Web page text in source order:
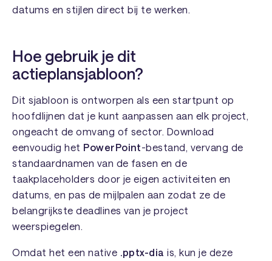
datums en stijlen direct bij te werken.
Hoe gebruik je dit
actieplansjabloon?
Dit sjabloon is ontworpen als een startpunt op
hoofdlijnen dat je kunt aanpassen aan elk project,
ongeacht de omvang of sector. Download
eenvoudig het PowerPoint-bestand, vervang de
standaardnamen van de fasen en de
taakplaceholders door je eigen activiteiten en
datums, en pas de mijlpalen aan zodat ze de
belangrijkste deadlines van je project
weerspiegelen.
Omdat het een native .pptx-dia is, kun je deze